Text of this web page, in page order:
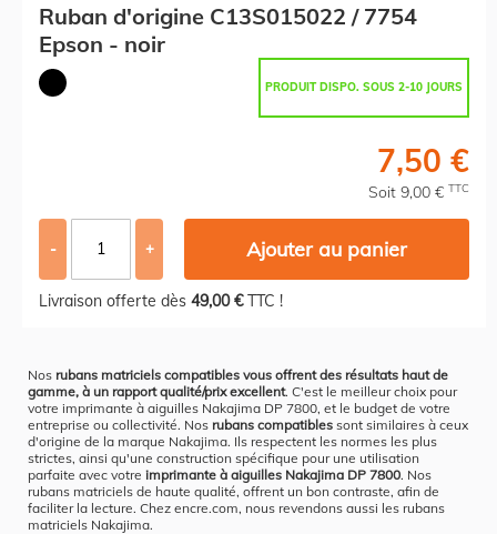
Ruban d'origine C13S015022 / 7754
Epson - noir
PRODUIT DISPO. SOUS 2-10 JOURS
7,50 €
Soit 9,00 € TTC
- + Ajouter au panier
Livraison offerte dès 49,00 €TTC !
Nos rubans matriciels compatibles vous offrent des résultats haut de
gamme, à un rapport qualité/prix excellent. C'est le meilleur choix pour
votre imprimante à aiguilles Nakajima DP 7800, et le budget de votre
entreprise ou collectivité. Nos rubans compatibles sont similaires à ceux
d'origine de la marque Nakajima. Ils respectent les normes les plus
strictes, ainsi qu'une construction spécifique pour une utilisation
parfaite avec votre imprimante à aiguilles Nakajima DP 7800. Nos
rubans matriciels de haute qualité, offrent un bon contraste, afin de
faciliter la lecture. Chez encre.com, nous revendons aussi les rubans
matriciels Nakajima.